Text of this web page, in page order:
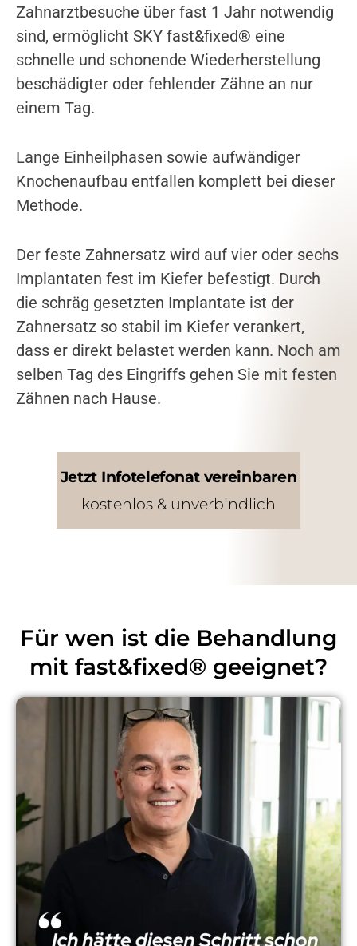
Zahnarztbesuche über fast 1 Jahr notwendig
sind, ermöglicht SKY fast&fixed®️ eine
schnelle und schonende Wiederherstellung
beschädigter oder fehlender Zähne an nur
einem Tag.
Lange Einheilphasen sowie aufwändiger
Knochenaufbau entfallen komplett bei dieser
Methode.
Der feste Zahnersatz wird auf vier oder sechs
Implantaten fest im Kiefer befestigt. Durch
die schräg gesetzten Implantate ist der
Zahnersatz so stabil im Kiefer verankert,
dass er direkt belastet werden kann. Noch am
selben Tag des Eingriffs gehen Sie mit festen
Zähnen nach Hause.
Jetzt Infotelefonat vereinbaren
kostenlos & unverbindlich
Für wen ist die Behandlung
mit fast&fixed® geeignet?